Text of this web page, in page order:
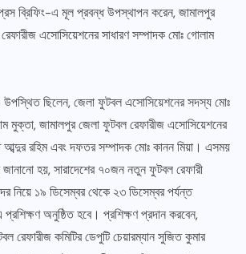
ব্রিফিং-এ মূল প্রবন্ধ উপস্থাপন করেন, জামালপুর
এসোসিয়েশনের সাধারণ সম্পাদক মোঃ গোলাম
ছিলেন, জেলা ফুটবল এসোসিয়েশনের সদস্য মোঃ
মুক্তা, জামালপুর জেলা ফুটবল রেফারীজ এসোসিয়েশনের
রহিম এবং দফতর সম্পাদক মোঃ কানন মিয়া। এসময়
জানানো হয়, সারাদেশের ৭০জন নতুন ফুটবল রেফারী
নিয়ে ১৯ ডিসেম্বর থেকে ২৩ ডিসেম্বর পর্যন্ত
প্রশিক্ষণ অনুষ্ঠিত হবে। প্রশিক্ষণ প্রদান করবেন,
রেফারীজ কমিটির ডেপুটি চেয়ারম্যান সুজিত কুমার